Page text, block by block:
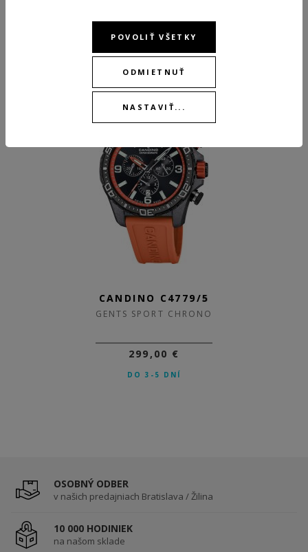
ODPORÚČANÉ PRODUKTY
CANDINO C4779/5
GENTS SPORT CHRONO
299,00 €
DO 3-5 DNÍ
OSOBNÝ ODBER
v našich predajniach Bratislava / Žilina
10 000 HODINIEK
na našom sklade
POVOLIŤ VŠETKY
ODMIETNUŤ
NASTAVIŤ...